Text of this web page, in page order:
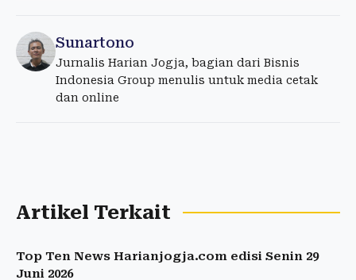
Sunartono
Jurnalis Harian Jogja, bagian dari Bisnis
Indonesia Group menulis untuk media cetak
dan online
Artikel Terkait
Top Ten News Harianjogja.com edisi Senin 29
Juni 2026